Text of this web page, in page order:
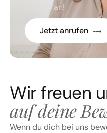
Ruf uns an!
Jetzt anrufen
Wir freuen
auf deine
Wenn du dich bei uns